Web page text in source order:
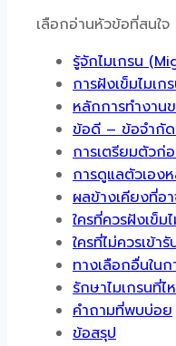
เลือกอ่านหัวข้อที่สนใจ
รู้จักไมเกรน
การฝังเข็มไมเก
หลักการทำงาน
ข้อดี – ข้อจำกัด
การเตรียมตัวก่
การดูแลตัวเอง
ผลข้างเคียงที่อ
ใครที่ควรฝังเข็ม
ใครที่ไม่ควรเข้า
ทางเลือกอื่นในก
รักษาไมเกรนที่ไ
คำถามที่พบบ่อย
ข้อสรุป